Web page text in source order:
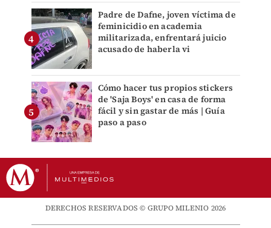
Padre de Dafne, joven víctima de
feminicidio en academia
militarizada, enfrentará juicio
acusado de haberla vi
Cómo hacer tus propios stickers
de 'Saja Boys' en casa de forma
fácil y sin gastar de más | Guía
paso a paso
DERECHOS RESERVADOS © GRUPO MILENIO 2026